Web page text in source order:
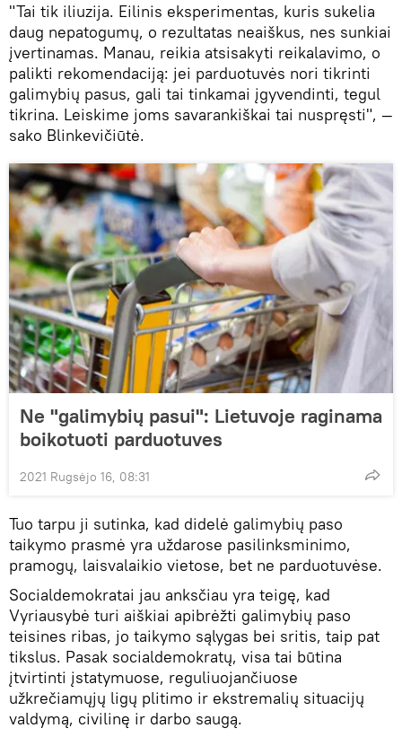
"Tai tik iliuzija. Eilinis eksperimentas, kuris sukelia
daug nepatogumų, o rezultatas neaiškus, nes sunkiai
įvertinamas. Manau, reikia atsisakyti reikalavimo, o
palikti rekomendaciją: jei parduotuvės nori tikrinti
galimybių pasus, gali tai tinkamai įgyvendinti, tegul
tikrina. Leiskime joms savarankiškai tai nuspręsti", —
sako Blinkevičiūtė.
Ne "galimybių pasui": Lietuvoje raginama
boikotuoti parduotuves
2021 Rugsėjo 16, 08:31
Tuo tarpu ji sutinka, kad didelė galimybių paso
taikymo prasmė yra uždarose pasilinksminimo,
pramogų, laisvalaikio vietose, bet ne parduotuvėse.
Socialdemokratai jau anksčiau yra teigę, kad
Vyriausybė turi aiškiai apibrėžti galimybių paso
teisines ribas, jo taikymo sąlygas bei sritis, taip pat
tikslus. Pasak socialdemokratų, visa tai būtina
įtvirtinti įstatymuose, reguliuojančiuose
užkrečiamųjų ligų plitimo ir ekstremalių situacijų
valdymą, civilinę ir darbo saugą.